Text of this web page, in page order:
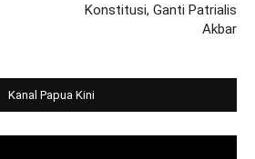
Konstitusi, Ganti Patrialis
Akbar
Kanal Papua Kini